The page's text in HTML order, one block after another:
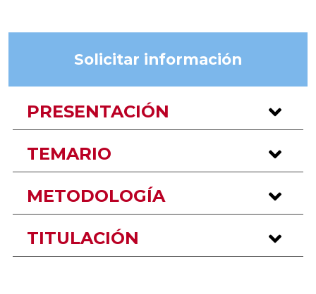
Solicitar información
PRESENTACIÓN
TEMARIO
METODOLOGÍA
TITULACIÓN